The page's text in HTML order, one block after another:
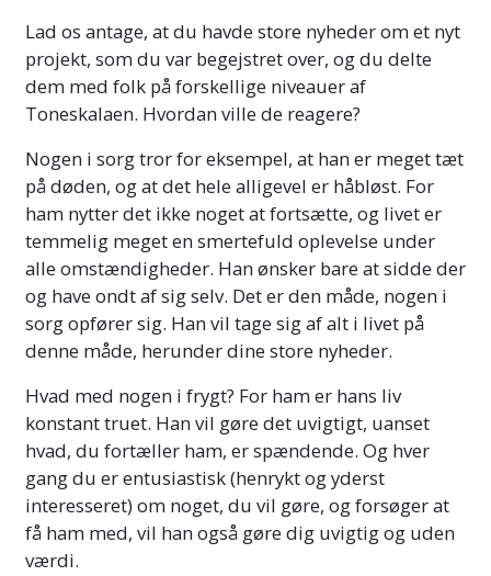
Lad os antage, at du havde store nyheder om et nyt
projekt, som du var begejstret over, og du delte
dem med folk på forskellige niveauer af
Toneskalaen. Hvordan ville de reagere?
Nogen i sorg tror for eksempel, at han er meget tæt
på døden, og at det hele alligevel er håbløst. For
ham nytter det ikke noget at fortsætte, og livet er
temmelig meget en smertefuld oplevelse under
alle omstændigheder. Han ønsker bare at sidde der
og have ondt af sig selv. Det er den måde, nogen i
sorg opfører sig. Han vil tage sig af alt i livet på
denne måde, herunder dine store nyheder.
Hvad med nogen i frygt? For ham er hans liv
konstant truet. Han vil gøre det uvigtigt, uanset
hvad, du fortæller ham, er spændende. Og hver
gang du er entusiastisk (henrykt og yderst
interesseret) om noget, du vil gøre, og forsøger at
få ham med, vil han også gøre dig uvigtig og uden
værdi.